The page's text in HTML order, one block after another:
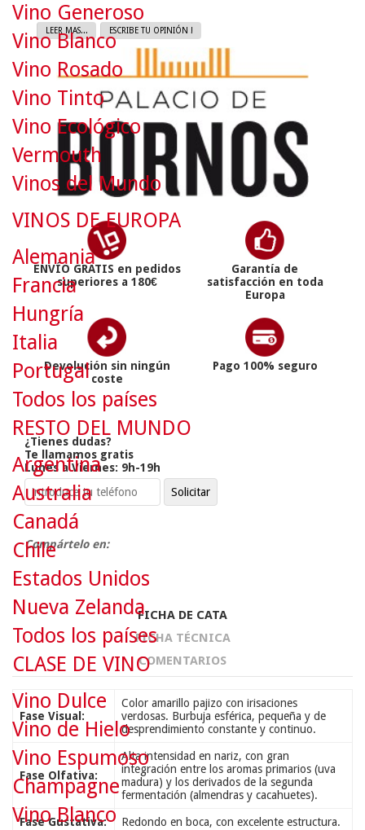
LEER MAS... ESCRIBE TU OPINIÓN !
ENVÍO GRATIS en pedidos
superiores a 180€
Garantía de
satisfacción en toda
Europa
Devolución sin ningún
coste
Pago 100% seguro
¿Tienes dudas?
Te llamamos gratis
Lunes a Viernes: 9h-19h
Compártelo en:
FICHA DE CATA
FICHA TÉCNICA
COMENTARIOS
Fase Visual:
Color amarillo pajizo con irisaciones
verdosas. Burbuja esférica, pequeña y de
desprendimiento constante y continuo.
Fase Olfativa:
Alta intensidad en nariz, con gran
integración entre los aromas primarios (uva
madura) y los derivados de la segunda
fermentación (almendras y cacahuetes).
Fase Gustativa: Redondo en boca, con excelente estructura.
Vino Generoso
Vino Blanco
Vino Rosado
Vino Tinto
Vino Ecológico
Vermouth
Vinos del Mundo
VINOS DE EUROPA
Alemania
Francia
Hungría
Italia
Portugal
Todos los países
RESTO DEL MUNDO
Argentina
Australia
Canadá
Chile
Estados Unidos
Nueva Zelanda
Todos los países
CLASE DE VINO
Vino Dulce
Vino de Hielo
Vino Espumoso
Champagne
Vino Blanco